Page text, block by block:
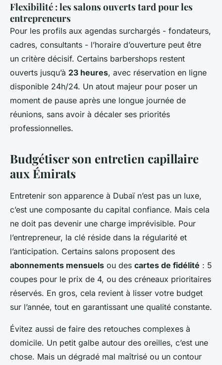
Flexibilité : les salons ouverts tard pour les
entrepreneurs
Pour les profils aux agendas surchargés - fondateurs,
cadres, consultants - l’horaire d’ouverture peut être
un critère décisif. Certains barbershops restent
ouverts jusqu’à 23 heures, avec réservation en ligne
disponible 24h/24. Un atout majeur pour poser un
moment de pause après une longue journée de
réunions, sans avoir à décaler ses priorités
professionnelles.
Budgétiser son entretien capillaire
aux Émirats
Entretenir son apparence à Dubaï n’est pas un luxe,
c’est une composante du capital confiance. Mais cela
ne doit pas devenir une charge imprévisible. Pour
l’entrepreneur, la clé réside dans la régularité et
l’anticipation. Certains salons proposent des
abonnements mensuels ou des cartes de fidélité : 5
coupes pour le prix de 4, ou des créneaux prioritaires
réservés. En gros, cela revient à lisser votre budget
sur l’année, tout en garantissant une qualité constante.
Évitez aussi de faire des retouches complexes à
domicile. Un petit galbe autour des oreilles, c’est une
chose. Mais un dégradé mal maîtrisé ou un contour